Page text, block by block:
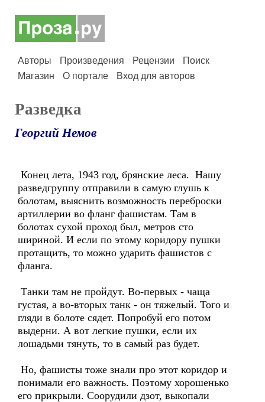
Авторы Произведения Рецензии
Поиск
Магазин
О портале Вход для авторов
Разведка
Георгий Немов
Конец лета, 1943 год, брянские леса. Нашу
разведгруппу отправили в самую глушь к
болотам, выяснить возможность переброски
артиллерии во фланг фашистам. Там в
болотах сухой проход был, метров сто
шириной. И если по этому коридору пушки
протащить, то можно ударить фашистов с
фланга.
Танки там не пройдут. Во-первых - чаща
густая, а во-вторых танк - он тяжелый. Того и
гляди в болоте сядет. Попробуй его потом
выдерни. А вот легкие пушки, если их
лошадьми тянуть, то в самый раз будет.
Но, фашисты тоже знали про этот коридор и
понимали его важность. Поэтому хорошенько
его прикрыли. Соорудили дзот, выкопали